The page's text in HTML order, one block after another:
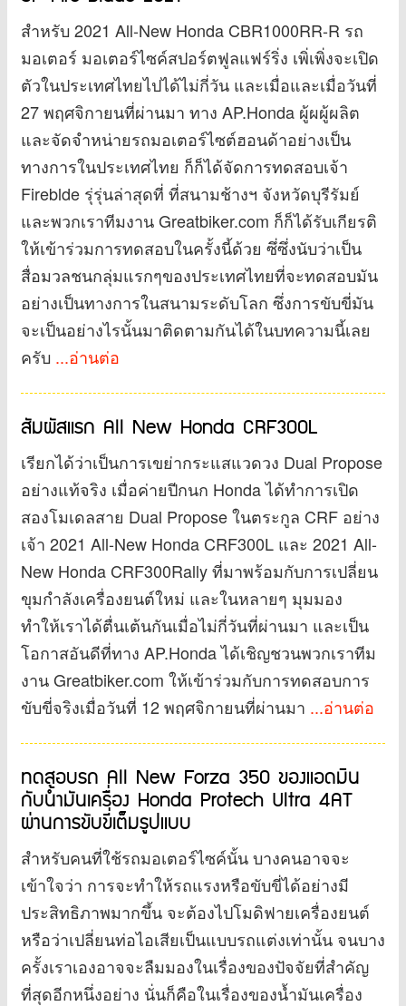
สำหรับ 2021 All-New Honda CBR1000RR-R รถ
มอเตอร์ มอเตอร์ไซค์สปอร์ตฟูลแฟร์ริ่ง เพิ่เพิ่งจะเปิด
ตัวในประเทศไทยไปได้ไม่กี่วัน และเมื่อและเมื่อวันที่
27 พฤศจิกายนที่ผ่านมา ทาง AP.Honda ผู้ผผู้ผลิต
และจัดจำหน่ายรถมอเตอร์ไซต์ฮอนด้าอย่างเป็น
ทางการในประเทศไทย ก็ก็ได้จัดการทดสอบเจ้า
Fireblde รุ่รุ่นล่าสุดที่ ที่สนามช้างฯ จังหวัดบุรีรัมย์
และพวกเราทีมงาน Greatbiker.com ก็ก็ได้รับเกียรติ
ให้เข้าร่วมการทดสอบในครั้งนี้ด้วย ซึ่ซึ่งนับว่าเป็น
สื่อมวลชนกลุ่มแรกๆของประเทศไทยที่จะทดสอบมัน
อย่างเป็นทางการในสนามระดับโลก ซึ่งการขับขี่มัน
จะเป็นอย่างไรนั้นมาติดตามกันได้ในบทความนี้เลย
ครับ ...อ่านต่อ
สัมผัสแรก All New Honda CRF300L
เรียกได้ว่าเป็นการเขย่ากระแสแวดวง Dual Propose
อย่างแท้จริง เมื่อค่ายปีกนก Honda ได้ทำการเปิด
สองโมเดลสาย Dual Propose ในตระกูล CRF อย่าง
เจ้า 2021 All-New Honda CRF300L และ 2021 All-
New Honda CRF300Rally ที่มาพร้อมกับการเปลี่ยน
ขุมกำลังเครื่องยนต์ใหม่ และในหลายๆ มุมมอง
ทำให้เราได้ตื่นเต้นกันเมื่อไม่กี่วันที่ผ่านมา และเป็น
โอกาสอันดีที่ทาง AP.Honda ได้เชิญชวนพวกเราทีม
งาน Greatbiker.com ให้เข้าร่วมกับการทดสอบการ
ขับขี่จริงเมื่อวันที่ 12 พฤศจิกายนที่ผ่านมา ...อ่านต่อ
ทดสอบรถ All New Forza 350 ของแอดมิน
กับน้ำมันเครื่อง Honda Protech Ultra 4AT
ผ่านการขับขี่เต็มรูปแบบ
สำหรับคนที่ใช้รถมอเตอร์ไซค์นั้น บางคนอาจจะ
เข้าใจว่า การจะทำให้รถแรงหรือขับขี่ได้อย่างมี
ประสิทธิภาพมากขึ้น จะต้องไปโมดิฟายเครื่องยนต์
หรือว่าเปลี่ยนท่อไอเสียเป็นแบบรถแต่งเท่านั้น จนบาง
ครั้งเราเองอาจจะลืมมองในเรื่องของปัจจัยที่สำคัญ
ที่สุดอีกหนึ่งอย่าง นั่นก็คือในเรื่องของน้ำมันเครื่อง